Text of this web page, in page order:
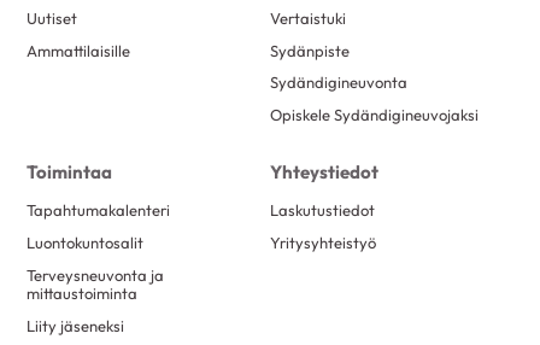
Uutiset
Ammattilaisille
Vertaistuki
Sydänpiste
Sydändigineuvonta
Opiskele Sydändigineuvojaksi
Toimintaa
Tapahtumakalenteri
Luontokuntosalit
Terveysneuvonta ja
mittaustoiminta
Liity jäseneksi
Yhteystiedot
Laskutustiedot
Yritysyhteistyö